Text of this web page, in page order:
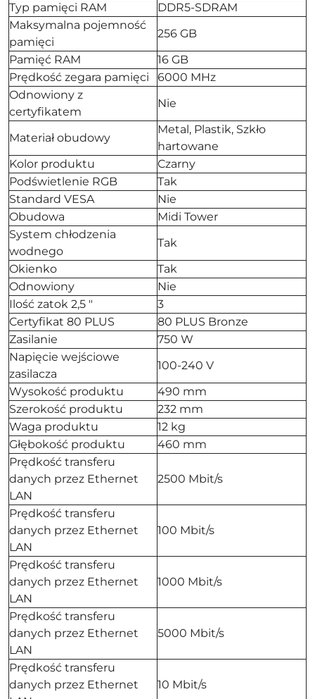
Typ pamięci RAM
DDR5-SDRAM
Maksymalna pojemność
pamięci
256 GB
Pamięć RAM
16 GB
Prędkość zegara pamięci
6000 MHz
Odnowiony z
certyfikatem
Nie
Materiał obudowy
Metal, Plastik, Szkło
hartowane
Kolor produktu
Czarny
Podświetlenie RGB
Tak
Standard VESA
Nie
Obudowa
Midi Tower
System chłodzenia
wodnego
Tak
Okienko
Tak
Odnowiony
Nie
Ilość zatok 2,5 "
3
Certyfikat 80 PLUS
80 PLUS Bronze
Zasilanie
750 W
Napięcie wejściowe
zasilacza
100-240 V
Wysokość produktu
490 mm
Szerokość produktu
232 mm
Waga produktu
12 kg
Głębokość produktu
460 mm
Prędkość transferu
danych przez Ethernet
LAN
2500 Mbit/s
Prędkość transferu
danych przez Ethernet
LAN
100 Mbit/s
Prędkość transferu
danych przez Ethernet
LAN
1000 Mbit/s
Prędkość transferu
danych przez Ethernet
LAN
5000 Mbit/s
Prędkość transferu
danych przez Ethernet
10 Mbit/s